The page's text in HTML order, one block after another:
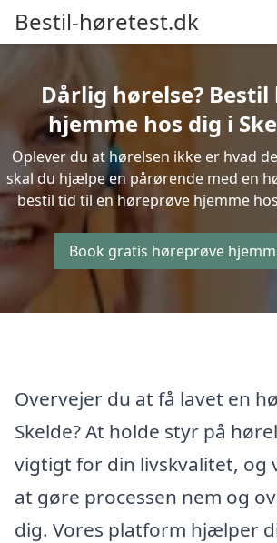
Bestil-høretest.dk
Dårlig hørelse?
hjemme hos dig i
Oplever du at hørelsen ikke er hvad
skal du hjælpe en pårørende med en
bestil tid til en høreprøve hjemme
Book gratis høreprøve
Overvejer du at få lavet en
Skelde? At holde styr på
vigtigt for din livskvalitet, og
at gøre processen nem og
dig. Vores platform hjælper